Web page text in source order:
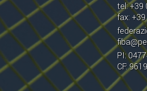
tel: +39
fax:
PI:
CF: